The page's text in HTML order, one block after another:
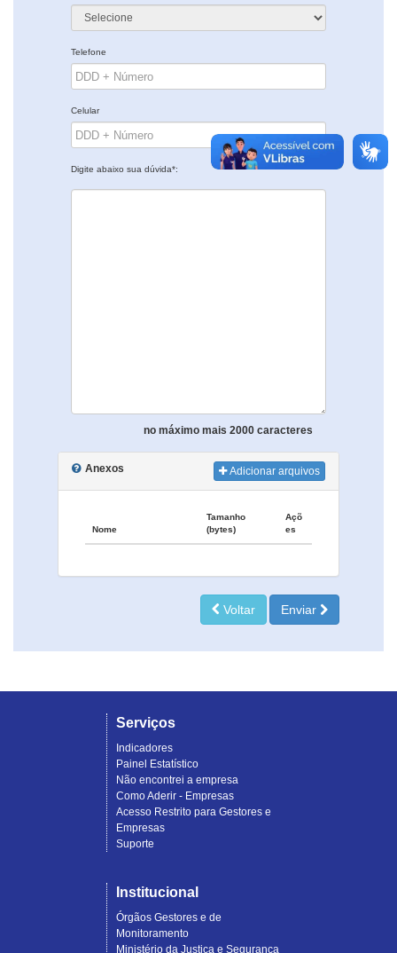
Telefone
Celular
Digite abaixo sua dúvida*:
no máximo mais 2000 caracteres
Anexos Adicionar arquivos
Nome
Tamanho
(bytes)
Açõ
es
Voltar Enviar
Serviços
Indicadores
Painel Estatístico
Não encontrei a empresa
Como Aderir - Empresas
Acesso Restrito para Gestores e
Empresas
Suporte
Institucional
Órgãos Gestores e de
Monitoramento
Ministério da Justiça e Segurança